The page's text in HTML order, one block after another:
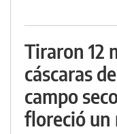
Tiraron 12
cáscaras
campo
floreció un